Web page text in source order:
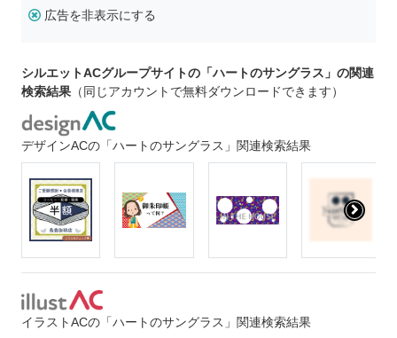
広告を非表示にする
シルエットACグループサイトの「ハートのサングラス」の関連
検索結果 （同じアカウントで無料ダウンロードできます）
デザインACの「ハートのサングラス」関連検索結果
イラストACの「ハートのサングラス」関連検索結果